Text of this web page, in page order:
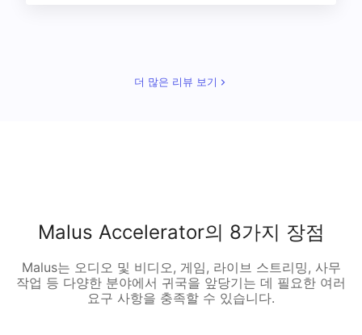
더 많은 리뷰 보기
Malus Accelerator의 8가지 장점
Malus는 오디오 및 비디오, 게임, 라이브 스트리밍, 사무
작업 등 다양한 분야에서 귀국을 앞당기는 데 필요한 여러
요구 사항을 충족할 수 있습니다.